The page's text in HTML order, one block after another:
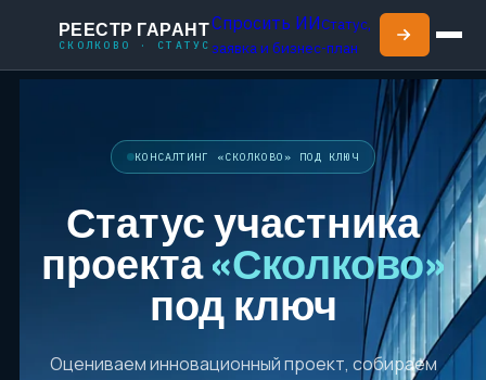
РЕЕСТР ГАРАНТ
СКОЛКОВО · СТАТУС
Спросить ИИСтатус,
заявка и бизнес-план
КОНСАЛТИНГ «СКОЛКОВО» ПОД КЛЮЧ
Статус участника
проекта«Сколково»
под ключ
Оцениваем инновационный проект, собираем